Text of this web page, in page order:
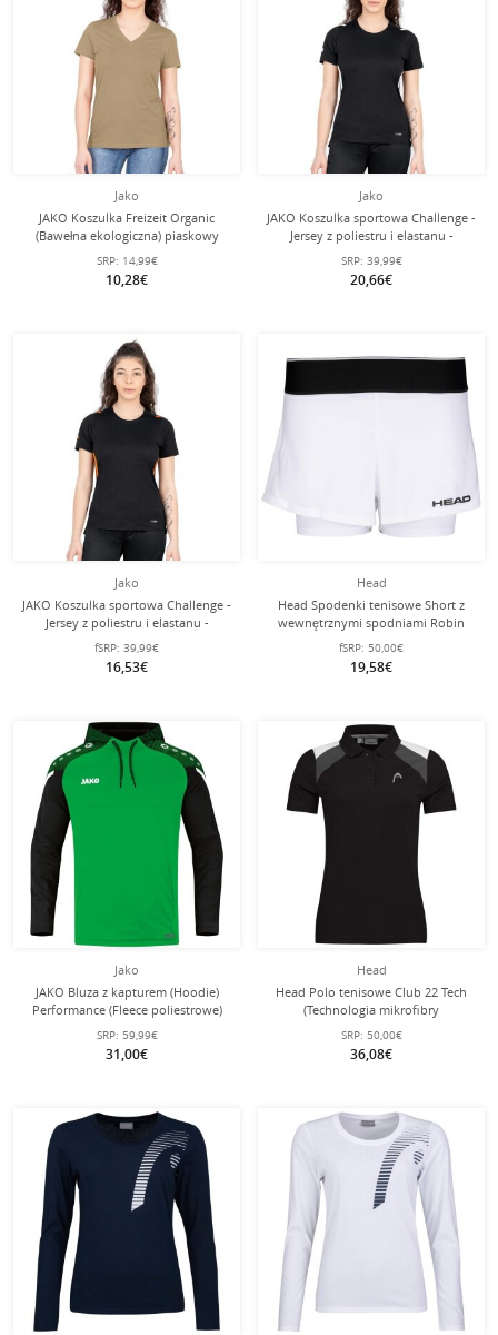
Jako
JAKO Koszulka Freizeit Organic
(Bawełna ekologiczna) piaskowy
brąz Damska
SRP: 14,99€
10,28€
Jako
JAKO Koszulka sportowa Challenge -
Jersey z poliestru i elastanu -
czarna/biała damska
SRP: 39,99€
20,66€
Jako
JAKO Koszulka sportowa Challenge -
Jersey z poliestru i elastanu -
czarna/pomarańczowa damska
fSRP: 39,99€
16,53€
Head
Head Spodenki tenisowe Short z
wewnętrznymi spodniami Robin
białe/czarne damskie
fSRP: 50,00€
19,58€
Jako
JAKO Bluza z kapturem (Hoodie)
Performance (Fleece poliestrowe)
zielona/czarna Damska
SRP: 59,99€
31,00€
Head
Head Polo tenisowe Club 22 Tech
(Technologia mikrofibry
odprowadzającej wilgoć) czarny
damski
SRP: 50,00€
36,08€